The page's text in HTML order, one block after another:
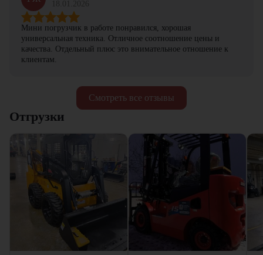
Смотреть все отзывы
Мини погрузчик в работе понравился, хорошая
универсальная техника. Отличное соотношение цены и
качества. Отдельный плюс это внимательное отношение к
клиентам.
Отгрузки